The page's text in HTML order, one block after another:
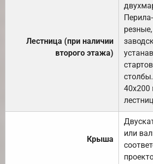
Лестница (при наличии
второго этажа)
40х200
Крыша
или